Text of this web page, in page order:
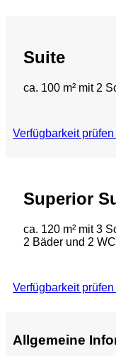
Suite
ca. 100 m² mit 2
Verfügbarkeit
Superior
ca. 120 m² mit 3
2 Bäder und 2 WC
Verfügbarkeit
Allgemeine